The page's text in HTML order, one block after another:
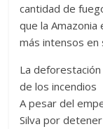
cantidad de
que la
más intensos en
La
de los incendios
A pesar del
Silva por